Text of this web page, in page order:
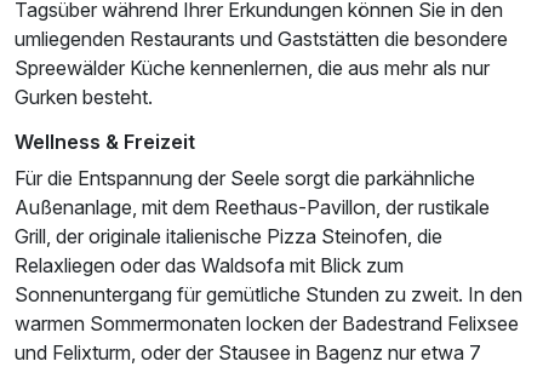
Tagsüber während Ihrer Erkundungen können Sie in den
umliegenden Restaurants und Gaststätten die besondere
Spreewälder Küche kennenlernen, die aus mehr als nur
Gurken besteht.
Wellness & Freizeit
Für die Entspannung der Seele sorgt die parkähnliche
Außenanlage, mit dem Reethaus-Pavillon, der rustikale
Grill, der originale italienische Pizza Steinofen, die
Relaxliegen oder das Waldsofa mit Blick zum
Sonnenuntergang für gemütliche Stunden zu zweit. In den
warmen Sommermonaten locken der Badestrand Felixsee
und Felixturm, oder der Stausee in Bagenz nur etwa 7